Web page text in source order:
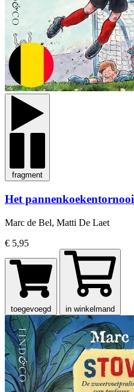
fragment
Het pannenkoekentornooi
Marc de Bel, Matti De Laet
€ 5,95
toegevoegd in winkelmand